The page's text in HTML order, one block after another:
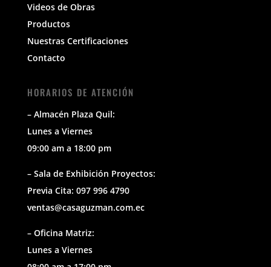
Videos de Obras
Productos
Nuestras Certificaciones
Contacto
HORARIOS DE ATENCIÓN
– Almacén Plaza Quil:
Lunes a Viernes
09:00 am a 18:00 pm
– Sala de Exhibición Proyectos:
Previa Cita: 097 996 4790
ventas@casaguzman.com.ec
– Oficina Matriz:
Lunes a Viernes